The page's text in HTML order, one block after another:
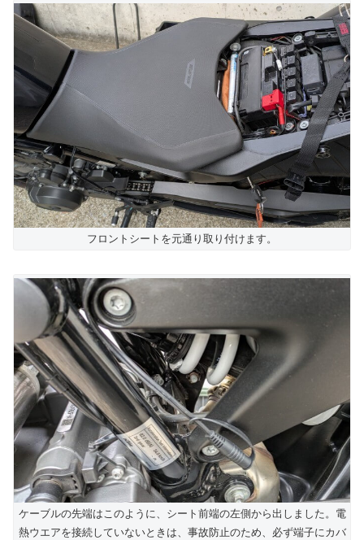
フロントシートを元通り取り付けます。
ケーブルの先端はこのように、シート前端の左側から出しました。電
熱ウエアを接続していないときは、事故防止のため、必ず端子にカバ